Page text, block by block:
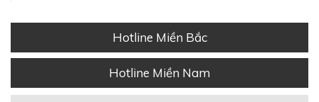
Hotline Miền Bắc
Hotline Miền Nam